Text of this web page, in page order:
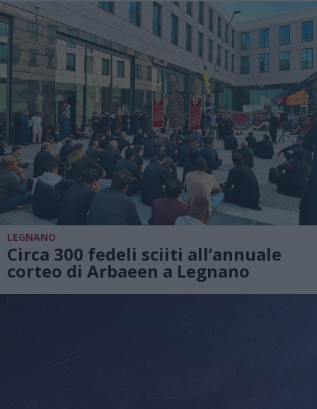
LEGNANO
Circa 300 fedeli sciiti all’annuale
corteo di Arbaeen a Legnano